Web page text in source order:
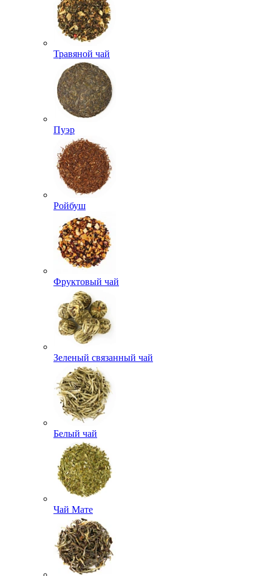
Травяной чай
Пуэр
Ройбуш
Фруктовый чай
Зеленый связанный чай
Белый чай
Чай Мате